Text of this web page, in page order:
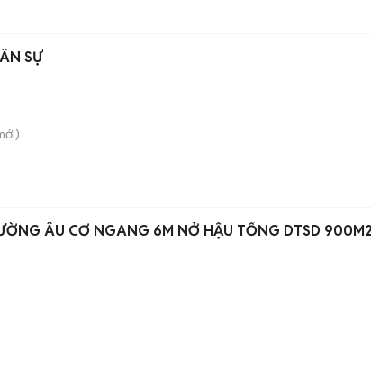
SỰ
ÂU CƠ NGANG 6M NỞ HẬU TỔNG DTSD